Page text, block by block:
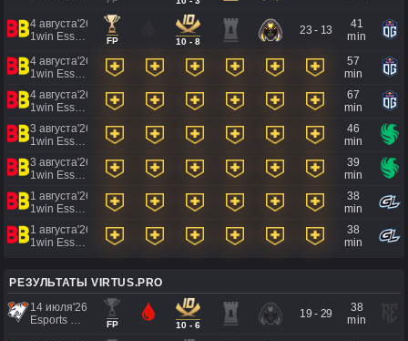
4 августа'26
1win Essence II
FP 10 - 8
23 - 13
41
min
4 августа'26
1win Essence II
57
min
4 августа'26
1win Essence II
67
min
3 августа'26
1win Essence II
46
min
3 августа'26
1win Essence II
39
min
1 августа'26
1win Essence II
38
min
1 августа'26
1win Essence II
38
min
РЕЗУЛЬТАТЫ VIRTUS.PRO
14 июля'26
Esports World Cup 2026
FP 10 - 6
19 - 29
38
min